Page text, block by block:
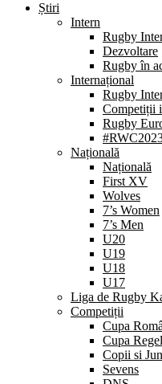
Știri
Intern
Rugby
Dezvoltare
Rugby în
Internațional
Rugby
Competiții
Rugby
Națională
Națională
First XV
Wolves
7’s Women
7’s Men
U20
U19
U18
U17
Liga de Rugby
Competiții
Cupa
Cupa
Copii si
Sevens